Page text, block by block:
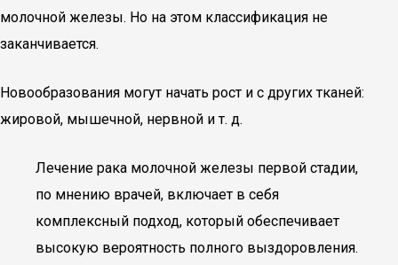
молочной железы. Но на этом классификация не
заканчивается.
Новообразования могут начать рост и с других тканей:
жировой, мышечной, нервной и т. д.
Лечение рака молочной железы первой стадии,
по мнению врачей, включает в себя
комплексный подход, который обеспечивает
высокую вероятность полного выздоровления.